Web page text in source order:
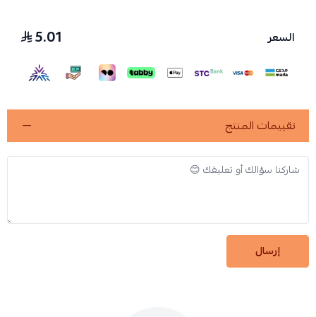
السعر 5.01
تقييمات المنتج
إرسال